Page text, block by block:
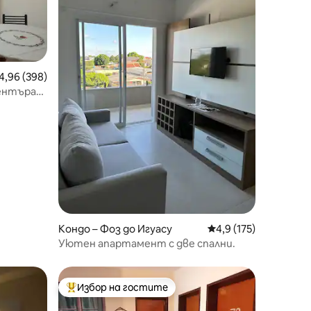
оценка: 4,96 от 5, 398 отзива
(398)
Кондо – Фоз до Игуасу Средна оценка: 4,9
4,9 (175)
Уютен апартамент с две спални.
Най-популярен избор на гостите
Избор на гостите